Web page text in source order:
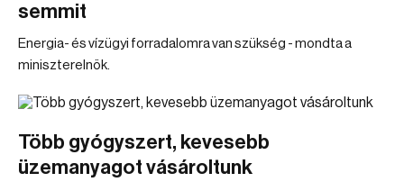
semmit
Energia- és vízügyi forradalomra van szükség - mondta a
miniszterelnök.
Több gyógyszert, kevesebb
üzemanyagot vásároltunk